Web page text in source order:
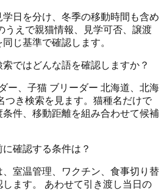
日を分け、冬季の移動時間も含め
うえで親猫情報、見学可否、譲渡
じ基準で確認します。
ではどんな語を確認しますか？
ー、子猫 ブリーダー 北海道、北海
つき検索を見ます。猫種名だけで
件、移動距離を組み合わせて候補
確認する条件は？
室温管理、ワクチン、食事切り替
ます。 あわせて引き渡し当日の